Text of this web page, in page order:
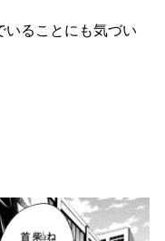
いることにも気づい